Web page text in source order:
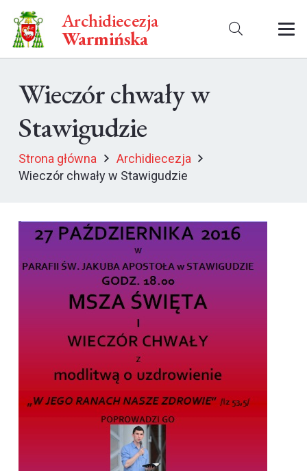
Archidiecezja
Warmińska
Wieczór chwały w
Stawigudzie
Strona główna
Archidiecezja
Wieczór chwały w Stawigudzie